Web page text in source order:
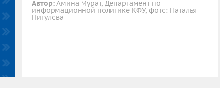
Автор: Амина Мурат, Департамент по
информационной политике КФУ, фото: Наталья
Питулова